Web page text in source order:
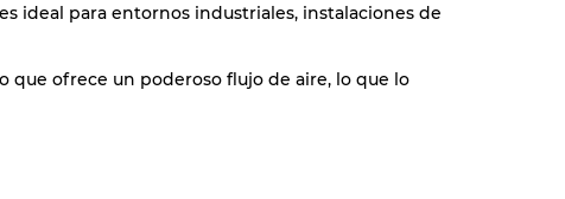
ideal para entornos industriales, instalaciones de
ofrece un poderoso flujo de aire, lo que lo